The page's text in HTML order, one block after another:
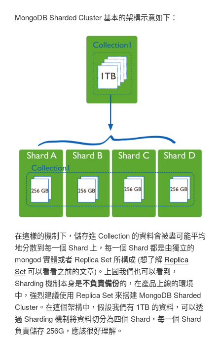
MongoDB Sharded Cluster 基本的架構示意如下：
在這樣的機制下，儲存進 Collection 的資料會被盡可能平均
地分散到每一個 Shard 上，每一個 Shard 都是由獨立的
mongod 實體或者 Replica Set 所構成 (想了解 Replica
Set可以看看之前的文章)。上圖我們也可以看到，
Sharding 機制本身是不負責備份的，在產品上線的環境
中，強烈建議使用 Replica Set 來搭建 MongoDB Sharded
Cluster。在這個架構中，假設我們有 1TB 的資料，可以透
過 Sharding 機制將資料切分為四個 Shard，每一個 Shard
負責儲存 256G，應該很好理解。